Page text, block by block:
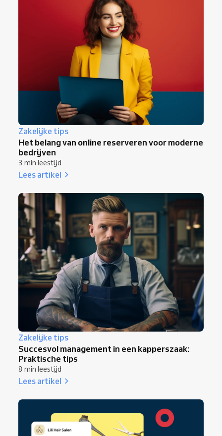
Zakelijke tips
Het belang van online reserveren voor moderne
bedrijven
3 min leestijd
Lees artikel
Zakelijke tips
Succesvol management in een kapperszaak:
Praktische tips
8 min leestijd
Lees artikel